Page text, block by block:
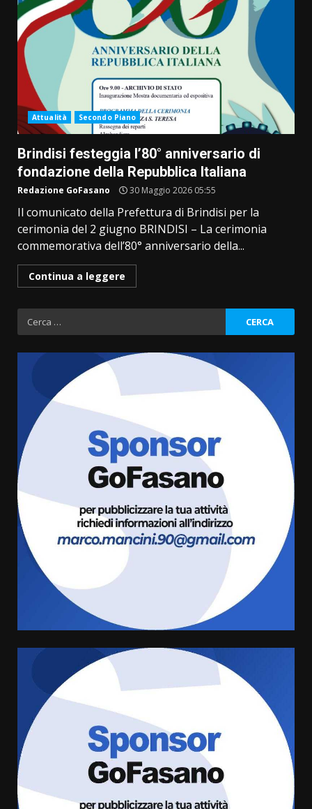
Attualità Secondo Piano
Brindisi festeggia l’80° anniversario di
fondazione della Repubblica Italiana
Redazione GoFasano 30 Maggio 2026 05:55
Il comunicato della Prefettura di Brindisi per la
cerimonia del 2 giugno BRINDISI – La cerimonia
commemorativa dell’80° anniversario della...
Continua a leggere
Ricerca
per:
Fasanese ferito a colpi di arma
da fuoco
6 Agosto 2026 18:13
Carta d’identità: continua il piano
di aperture straordinarie del
Comune di Fasano
cittadina di Fratelli d’Italia,
pronta a tornare in Consiglio
comunale
6 Agosto 2026 08:00
Cura dei beni comuni e
cittadinanza attiva: online
l’avviso per la gestione
condivisa della Villetta di
Laureto